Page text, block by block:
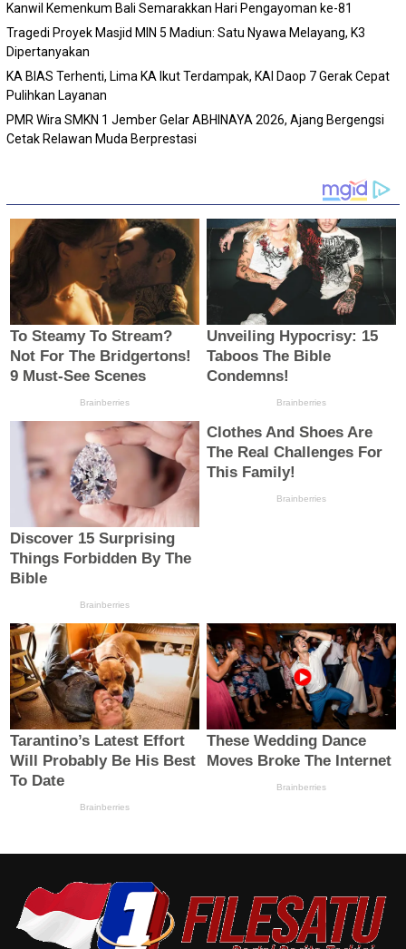
Kanwil Kemenkum Bali Semarakkan Hari Pengayoman ke-81
Tragedi Proyek Masjid MIN 5 Madiun: Satu Nyawa Melayang, K3
Dipertanyakan
KA BIAS Terhenti, Lima KA Ikut Terdampak, KAI Daop 7 Gerak Cepat
Pulihkan Layanan
PMR Wira SMKN 1 Jember Gelar ABHINAYA 2026, Ajang Bergengsi
Cetak Relawan Muda Berprestasi